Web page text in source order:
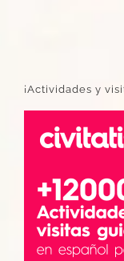
¡Actividades y